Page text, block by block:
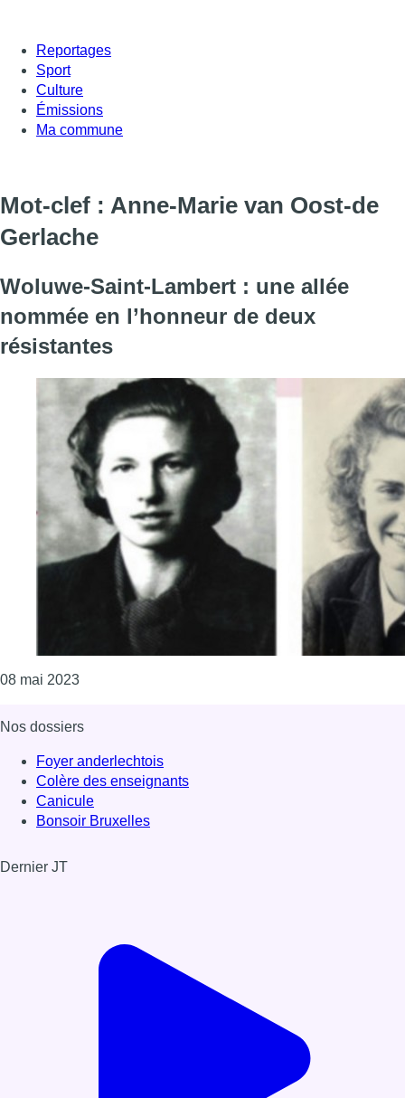
Reportages
Sport
Culture
Émissions
Ma commune
Mot-clef : Anne-Marie van Oost-de
Gerlache
Woluwe-Saint-Lambert : une allée
nommée en l’honneur de deux
résistantes
08 mai 2023Consulter l'article "Woluwe-Saint-Lambert : une
Nos dossiers
Foyer anderlechtois
Colère des enseignants
Canicule
Bonsoir Bruxelles
Dernier JT